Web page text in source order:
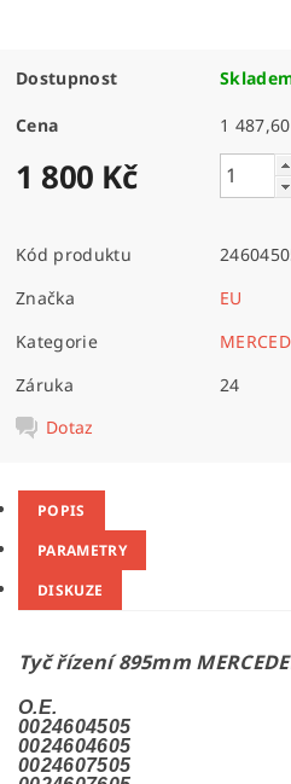
Dostupnost
Cena
1 800 Kč
Kód produktu
Značka
EU
Kategorie
Záruka
24
Dotaz
POPIS
PARAMETRY
DISKUZE
Tyč řízení 895mm
O.E.
0024604505
0024604605
0024607505